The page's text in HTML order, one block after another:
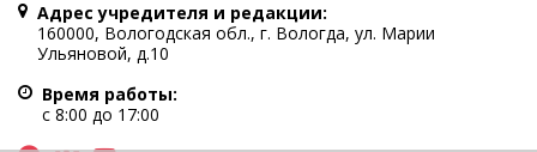
Политика в отношении обработки персональных данных
При полном или частичном использовании информации
портала гиперссылка на cultinfo.ru обязательна.
Редакция не несет ответственности за достоверность
информации, содержащейся в рекламных объявлениях.
Адрес учредителя и редакции:
160000, Вологодская обл., г. Вологда, ул. Марии
Ульяновой, д.10
Время работы:
с 8:00 до 17:00